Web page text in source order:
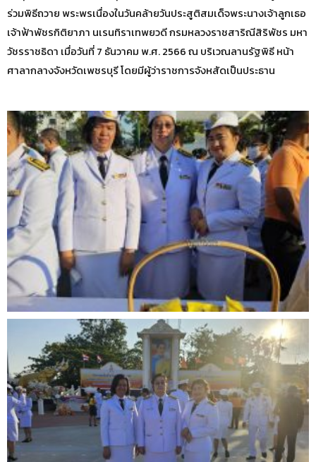
ร่วมพิธีถวาย พระพรเนื่องในวันคล้ายวันประสูติสมเด็จพระนางเจ้าลูกเธอ
เจ้าฟ้าพัชรกิติยาภา นเรนทิราเทพยวดี กรมหลวงราชสาริณีสิริพัชร มหา
วัชรราชธิดา เมื่อวันที่ 7 ธันวาคม พ.ศ. 2566 ณ บริเวณลานรัฐพิธี หน้า
ศาลากลางจังหวัดเพชรบุรี โดยมีผู้ว่าราชการจังหสัดเป็นประธาน